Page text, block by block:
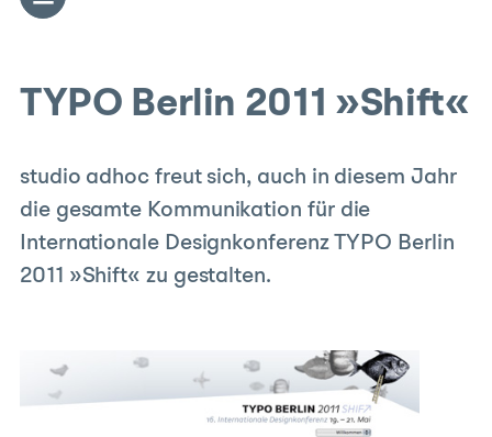
TYPO Berlin 2011 »Shift«
studio adhoc freut sich, auch in diesem Jahr
die gesamte Kommunikation für die
Internationale Designkonferenz TYPO Berlin
2011 »Shift« zu gestalten.